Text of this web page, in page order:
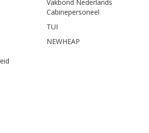
Vakbond Nederlands
Cabinepersoneel
TUI
NEWHEAP